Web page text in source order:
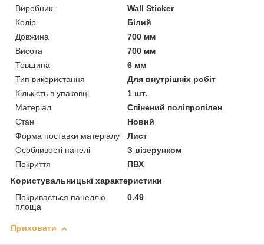
Виробник
Wall Sticker
Колір
Білий
Довжина
700 мм
Висота
700 мм
Товщина
6 мм
Тип використання
Для внутрішніх робіт
Кількість в упаковці
1 шт.
Матеріал
Спінений поліпропілен
Стан
Новий
Форма поставки матеріалу
Лист
Особливості панелі
З візерунком
Покриття
ПВХ
Користувальницькі характеристики
Покривається панеллю
площа
0.49
Приховати